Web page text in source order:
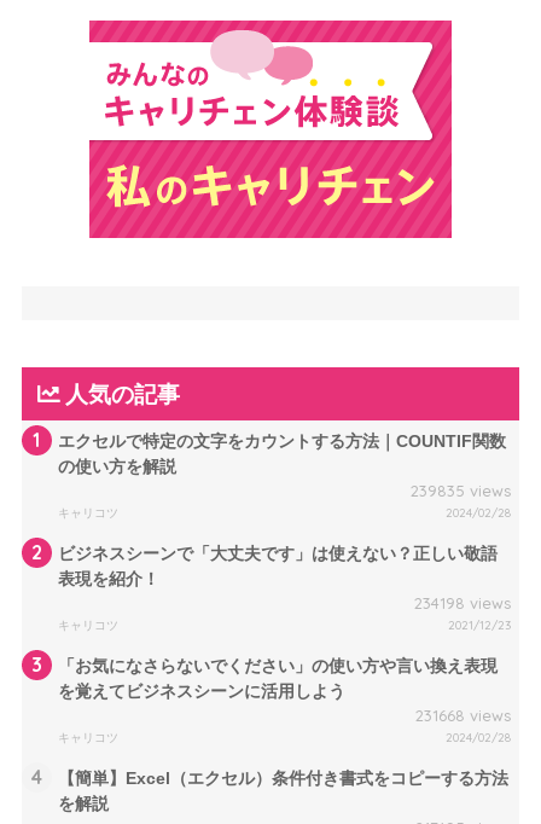
人気の記事
1
エクセルで特定の文字をカウントする方法｜COUNTIF関数
の使い方を解説
239835 views
キャリコツ 2024/02/28
2
ビジネスシーンで「大丈夫です」は使えない？正しい敬語
表現を紹介！
234198 views
キャリコツ 2021/12/23
3
「お気になさらないでください」の使い方や言い換え表現
を覚えてビジネスシーンに活用しよう
231668 views
キャリコツ 2024/02/28
4
【簡単】Excel（エクセル）条件付き書式をコピーする方法
を解説